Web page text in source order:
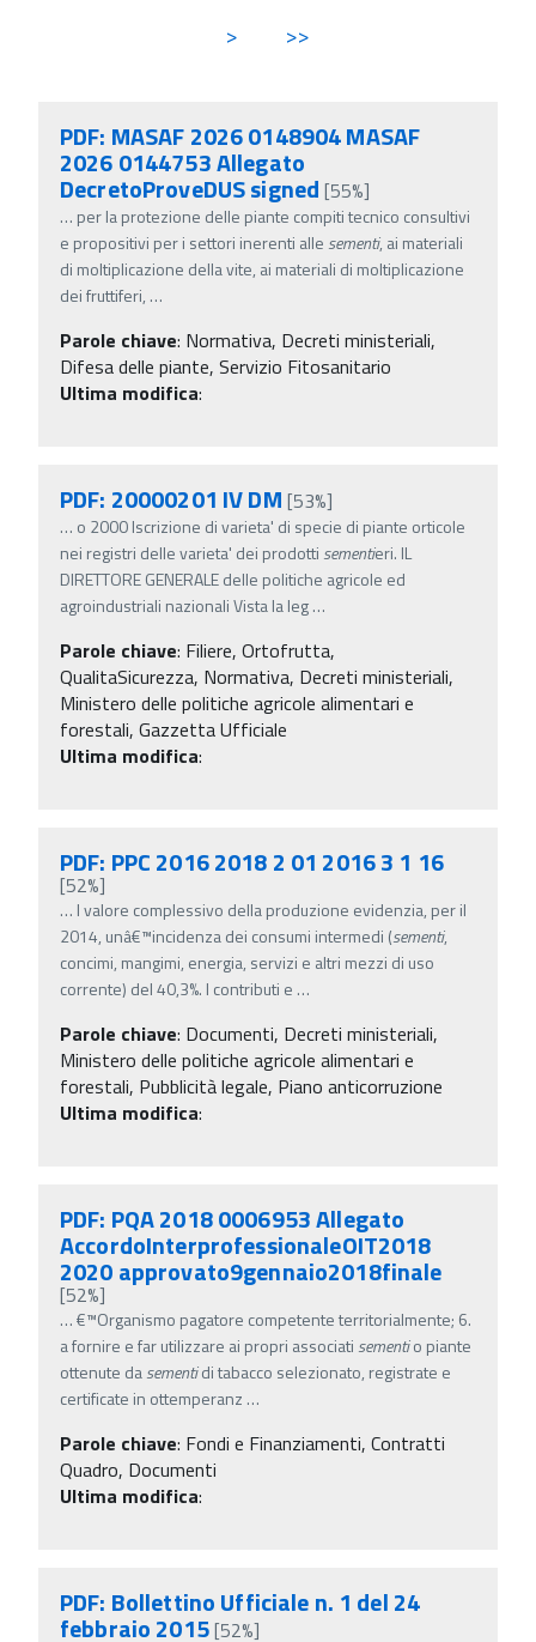
> >>
PDF: MASAF 2026 0148904 MASAF
2026 0144753 Allegato
DecretoProveDUS signed [55%]
… per la protezione delle piante compiti tecnico consultivi
e propositivi per i settori inerenti alle sementi, ai materiali
di moltiplicazione della vite, ai materiali di moltiplicazione
dei fruttiferi, …
Parole chiave: Normativa, Decreti ministeriali,
Difesa delle piante, Servizio Fitosanitario
Ultima modifica:
PDF: 20000201 IV DM [53%]
… o 2000 Iscrizione di varieta' di specie di piante orticole
nei registri delle varieta' dei prodotti sementieri. IL
DIRETTORE GENERALE delle politiche agricole ed
agroindustriali nazionali Vista la leg…
Parole chiave: Filiere, Ortofrutta,
QualitaSicurezza, Normativa, Decreti ministeriali,
Ministero delle politiche agricole alimentari e
forestali, Gazzetta Ufficiale
Ultima modifica:
PDF: PPC 2016 2018 2 01 2016 3 1 16
[52%]
… l valore complessivo della produzione evidenzia, per il
2014, unâ€™incidenza dei consumi intermedi (sementi,
concimi, mangimi, energia, servizi e altri mezzi di uso
corrente) del 40,3%. I contributi e …
Parole chiave: Documenti, Decreti ministeriali,
Ministero delle politiche agricole alimentari e
forestali, Pubblicità legale, Piano anticorruzione
Ultima modifica:
PDF: PQA 2018 0006953 Allegato
AccordoInterprofessionaleOIT2018
2020 approvato9gennaio2018finale
[52%]
…€™Organismo pagatore competente territorialmente; 6.
a fornire e far utilizzare ai propri associati sementio piante
ottenute dasementidi tabacco selezionato, registrate e
certificate in ottemperanz …
Parole chiave: Fondi e Finanziamenti, Contratti
Quadro, Documenti
Ultima modifica:
PDF: Bollettino Ufficiale n. 1 del 24
febbraio 2015[52%]